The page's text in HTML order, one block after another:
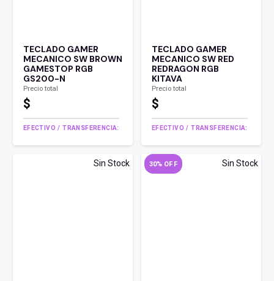
TECLADO GAMER
MECANICO SW BROWN
GAMESTOP RGB
GS200-N
Precio total
$
EFECTIVO / TRANSFERENCIA:
TECLADO GAMER
MECANICO SW RED
REDRAGON RGB
KITAVA
Precio total
$
EFECTIVO / TRANSFERENCIA:
Sin Stock 30% OFF Sin Stock